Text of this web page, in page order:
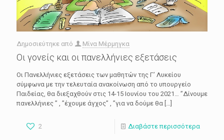
Δημοσιεύτηκε από Μίνα Μέρμηγκα
Οι γονείς και οι πανελλήνιες εξετάσεις
Οι Πανελλήνιες εξετάσεις των μαθητών της Γ’ Λυκείου
σύμφωνα με την τελευταία ανακοίνωση από το υπουργείο
Παιδείας, θα διεξαχθούν στις 14-15 Ιουνίου του 2021… ”Δίνουμε
πανελλήνιες ” , ”έχουμε άγχος” , ”για να δούμε θα […]
2 Διαβάστε περισσότερα